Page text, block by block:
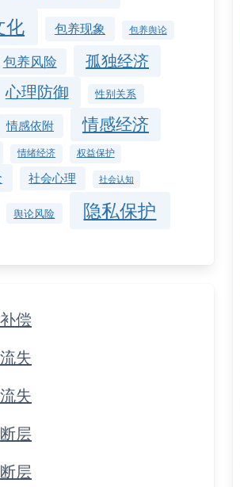
化 包养现象 包养舆论
包养风险 孤独经济
心理防御 性别关系
情感依附 情感经济
情绪经济 权益保护
社会心理 社会认知
舆论风险 隐私保护
偿
失
失
层
层